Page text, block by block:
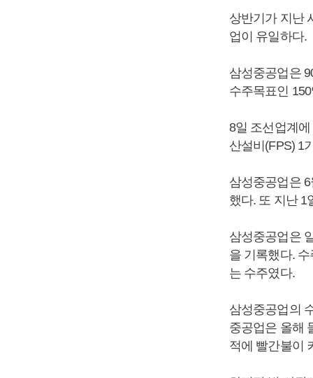
상반기가 지난
업이 유일하다.
삼성중공업은
수주목표인
8일 조선업계
산설비(FPS) 1
삼성중공업은
했다. 또 지난 1
삼성중공업은
을 기록했다.
는 수주였다.
삼성중공업의
중공업은 올해
적에 빨간불이